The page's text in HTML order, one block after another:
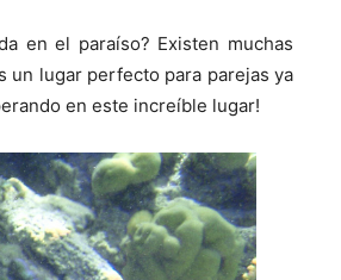
en el paraíso? Existen muchas
un lugar perfecto para parejas ya
en este increíble lugar!